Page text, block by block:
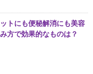
トにも便秘解消にも美容
方で効果的なものは？